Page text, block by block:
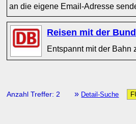
an die eigene Email-Adresse
Reisen mit der
Entspannt mit der Bahn
Anzahl Treffer: 2 » Detail-Suche